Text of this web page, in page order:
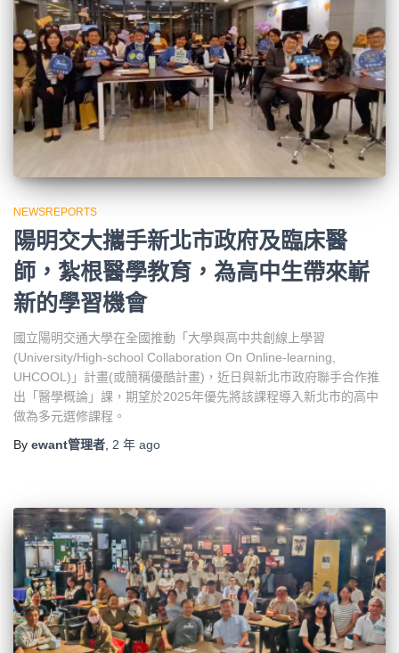
NEWSREPORTS
陽明交大攜手新北市政府及臨床醫
師，紮根醫學教育，為高中生帶來嶄
新的學習機會
國立陽明交通大學在全國推動「大學與高中共創線上學習
(University/High-school Collaboration On Online-learning,
UHCOOL)」計畫(或簡稱優酷計畫)，近日與新北市政府聯手合作推
出「醫學概論」課，期望於2025年優先將該課程導入新北市的高中
做為多元選修課程。
By ewant管理者 2 年 ago